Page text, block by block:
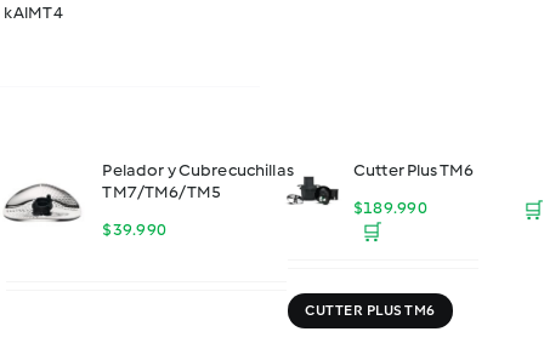
kAlMT4
Pelador y Cubrecuchillas
TM7/TM6/TM5
$39.990 🛒
Cutter Plus TM6
$189.990 🛒
CUTTER PLUS TM6